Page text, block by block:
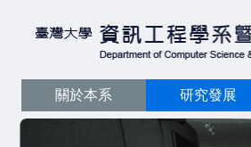
關於本系 研究發展